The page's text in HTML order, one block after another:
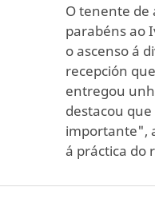
O tenente de
parabéns ao
o ascenso á
recepción
entregou
destacou
importante",
á práctica do